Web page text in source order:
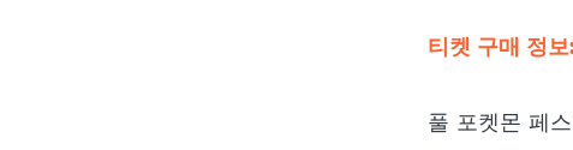
티켓 구매 정보:
풀 포켓몬 페